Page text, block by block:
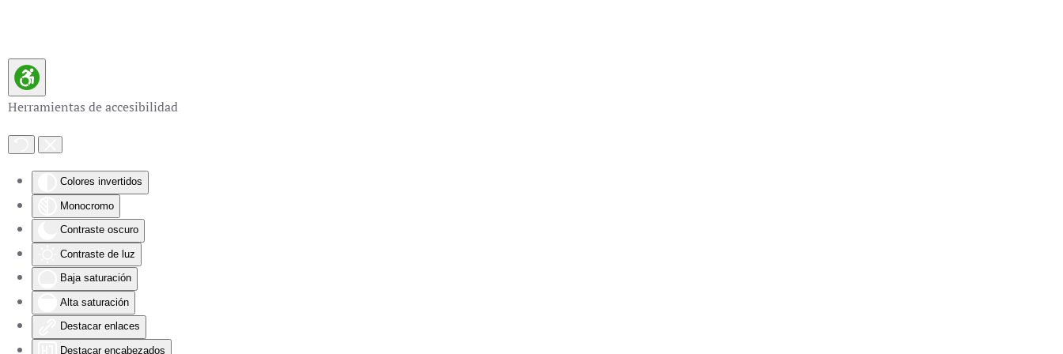
Herramientas de accesibilidad
Colores invertidos
Monocromo
Contraste oscuro
Contraste de luz
Baja saturación
Alta saturación
Destacar enlaces
Destacar encabezados